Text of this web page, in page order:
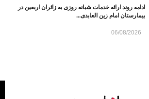
ادامه روند ارائه خدمات شبانه روزی به زائران اربعین در
بیمارستان امام زین العابدی...
06/08/2026